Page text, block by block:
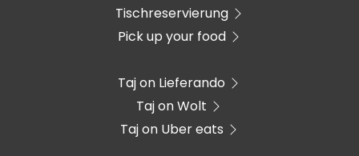
Tischreservierung
Pick up your food
Taj on Lieferando
Taj on Wolt
Taj on Uber eats